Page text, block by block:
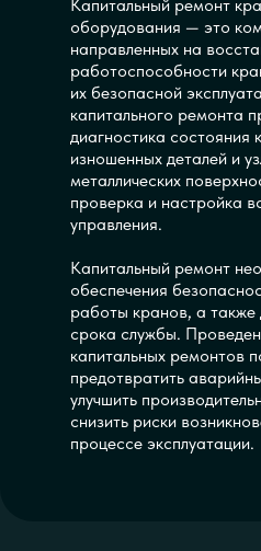
Капитальный ремонт
оборудования — это
направленных на
работоспособности
их безопасной
капитального ремонта
диагностика состояния
изношенных деталей и
металлических
проверка и настройка
управления.
Капитальный ремонт
обеспечения
работы кранов, а также
срока службы.
капитальных ремонтов
предотвратить
улучшить
снизить риски
процессе эксплуатации.